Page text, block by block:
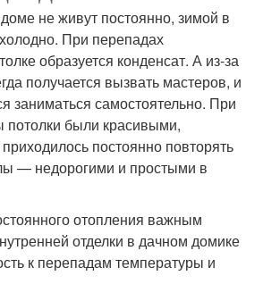
не живут постоянно, зимой в
При перепадах
образуется конденсат. А из-за
получается вызвать мастеров, и
заниматься самостоятельно. При
потолки были красивыми,
постоянно повторять
— недорогими и простыми в
отопления важным
отделки в дачном домике
к перепадам температуры и